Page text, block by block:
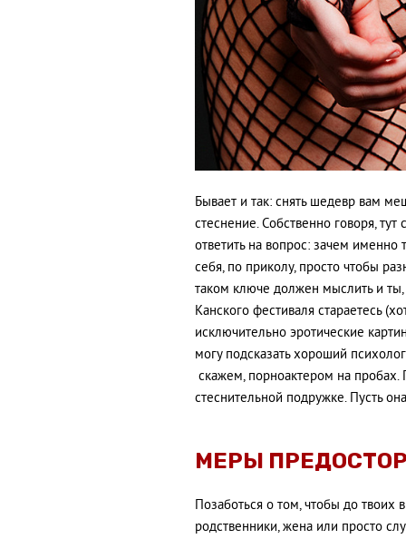
Бывает и так: снять шедевр вам
стеснение. Собственно говоря, тут
ответить на вопрос: зачем
себя, по приколу, просто чтобы
таком ключе должен мыслить и
Канского фестиваля стараетесь
исключительно эротические
могу подсказать хороший
скажем, порноактером на
стеснительной подружке. Пусть
МЕРЫ
Позаботься о том, чтобы до твоих
родственники, жена или просто